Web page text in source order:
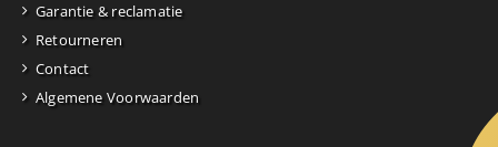
Garantie & reclamatie
Retourneren
Contact
Algemene Voorwaarden